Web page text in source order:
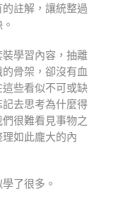
註解，讓統整過
學習內容，抽離
骨架，卻沒有血
些看似不可或缺
去思考為什麼得
很難看見事物之
如此龐大的內
了很多。